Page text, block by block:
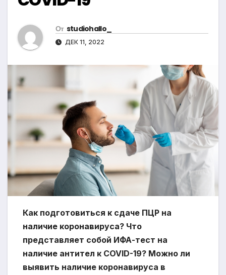
От studiohallo_
ДЕК 11, 2022
Как подготовиться к сдаче ПЦР на
наличие коронавируса? Что
представляет собой ИФА-тест на
наличие антител к COVID-19? Можно ли
выявить наличие коронавируса в